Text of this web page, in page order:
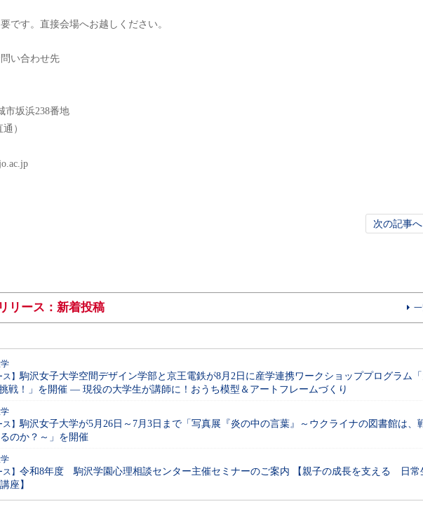
です。直接会場へお越しください。
い合わせ先
市坂浜238番地
）
次の記事
リース：新着投稿
】 駒沢女子大学空間デザイン学部と京王電鉄が8月2日に産学連携ワークショッププログラム
戦！」を開催 ― 現役の大学生が講師に！おうち模型＆アートフレームづくり
】 駒沢女子大学が5月26日～7月3日まで「写真展『炎の中の言葉』～ウクライナの図書館は、
のか？～」を開催
】 令和8年度 駒沢学園心理相談センター主催セミナーのご案内 【親子の成長を支える 日常
座】